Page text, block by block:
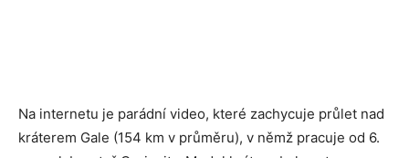
Na internetu je parádní video, které zachycuje průlet nad
kráterem Gale (154 km v průměru), v němž pracuje od 6.